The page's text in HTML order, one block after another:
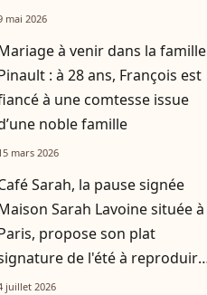
Rebecca
mai 2026
à venir dans la famille
: à 28 ans, François est
à une comtesse issue
noble famille
mars 2026
Sarah, la pause signée
Sarah Lavoine située à
propose son plat
de l'été à reproduire
la maison
juillet 2026